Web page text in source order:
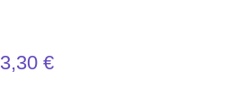
3,30 €